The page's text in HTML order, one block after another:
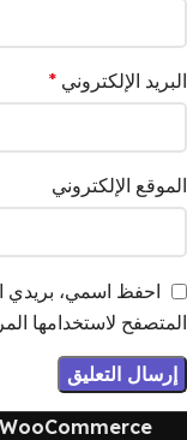
البريد الإلكتروني *
الموقع الإلكتروني
احفظ اسمي، بريدي
المتصفح لاستخدامها
WooCommerce